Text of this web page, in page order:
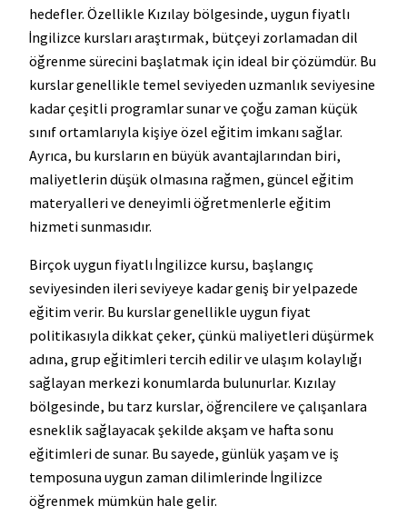
hedefler. Özellikle Kızılay bölgesinde, uygun fiyatlı
İngilizce kursları araştırmak, bütçeyi zorlamadan dil
öğrenme sürecini başlatmak için ideal bir çözümdür. Bu
kurslar genellikle temel seviyeden uzmanlık seviyesine
kadar çeşitli programlar sunar ve çoğu zaman küçük
sınıf ortamlarıyla kişiye özel eğitim imkanı sağlar.
Ayrıca, bu kursların en büyük avantajlarından biri,
maliyetlerin düşük olmasına rağmen, güncel eğitim
materyalleri ve deneyimli öğretmenlerle eğitim
hizmeti sunmasıdır.
Birçok uygun fiyatlı İngilizce kursu, başlangıç
seviyesinden ileri seviyeye kadar geniş bir yelpazede
eğitim verir. Bu kurslar genellikle uygun fiyat
politikasıyla dikkat çeker, çünkü maliyetleri düşürmek
adına, grup eğitimleri tercih edilir ve ulaşım kolaylığı
sağlayan merkezi konumlarda bulunurlar. Kızılay
bölgesinde, bu tarz kurslar, öğrencilere ve çalışanlara
esneklik sağlayacak şekilde akşam ve hafta sonu
eğitimleri de sunar. Bu sayede, günlük yaşam ve iş
temposuna uygun zaman dilimlerinde İngilizce
öğrenmek mümkün hale gelir.